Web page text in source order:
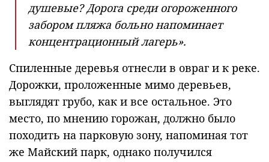
душевые? Дорога среди огороженного
забором пляжа больно напоминает
концентрационный лагерь».
Спиленные деревья отнесли в овраг и к реке.
Дорожки, проложенные мимо деревьев,
выглядят грубо, как и все остальное. Это
место, по мнению горожан, должно было
походить на парковую зону, напоминая тот
же Майский парк, однако получился